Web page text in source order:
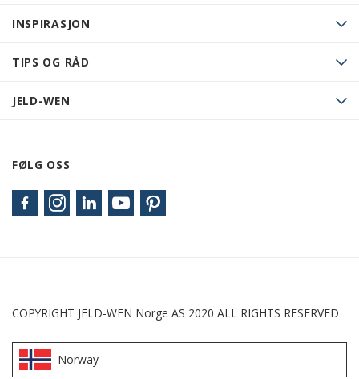
INSPIRASJON
TIPS OG RÅD
JELD-WEN
FØLG OSS
COPYRIGHT JELD-WEN Norge AS 2020 ALL RIGHTS RESERVED
Norway